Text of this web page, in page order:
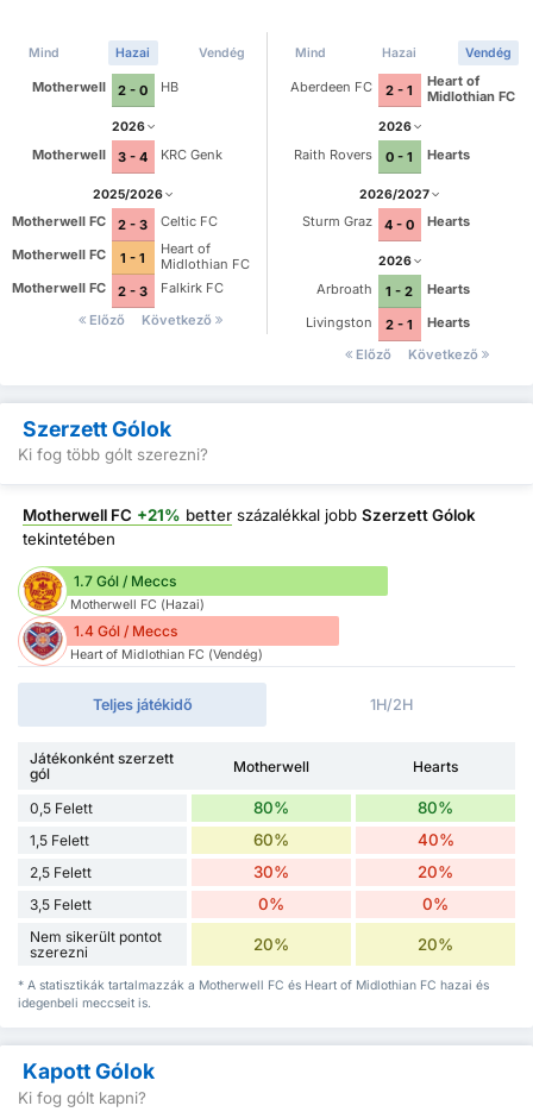
Mind Hazai Vendég
Motherwell 2 - 0 HB
2026
Motherwell 3 - 4 KRC Genk
2025/2026
Motherwell FC 2 - 3
Celtic FC
Motherwell FC
1 - 1
Heart of
Midlothian FC
Motherwell FC
2 - 3
Falkirk FC
Előző
Következő
Mind Hazai Vendég
Aberdeen FC 2 - 1
Heart of
Midlothian FC
2026
Raith Rovers 0 - 1 Hearts
2026/2027
Sturm Graz 4 - 0 Hearts
2026
Arbroath 1 - 2
Hearts
Livingston
2 - 1
Hearts
Előző
Következő
Szerzett Gólok
Ki fog több gólt szerezni?
Motherwell FC +21% better százalékkal jobb Szerzett Gólok
tekintetében
1.7 Gól / Meccs
Motherwell FC (Hazai)
1.4 Gól / Meccs
Heart of Midlothian FC (Vendég)
Teljes játékidő 1H/2H
Játékonként szerzett
gól
Motherwell Hearts
0,5 Felett 80% 80%
1,5 Felett 60% 40%
2,5 Felett 30% 20%
3,5 Felett 0% 0%
Nem sikerült pontot
szerezni
20% 20%
* A statisztikák tartalmazzák a Motherwell FC és Heart of Midlothian FC hazai és
idegenbeli meccseit is.
Kapott Gólok
Ki fog gólt kapni?